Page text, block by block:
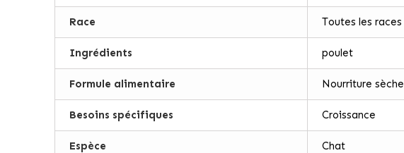
Race Toutes les races
Ingrédients poulet
Formule alimentaire Nourriture sèche
Besoins spécifiques Croissance
Espèce Chat